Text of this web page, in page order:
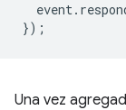
event.
});
Una vez